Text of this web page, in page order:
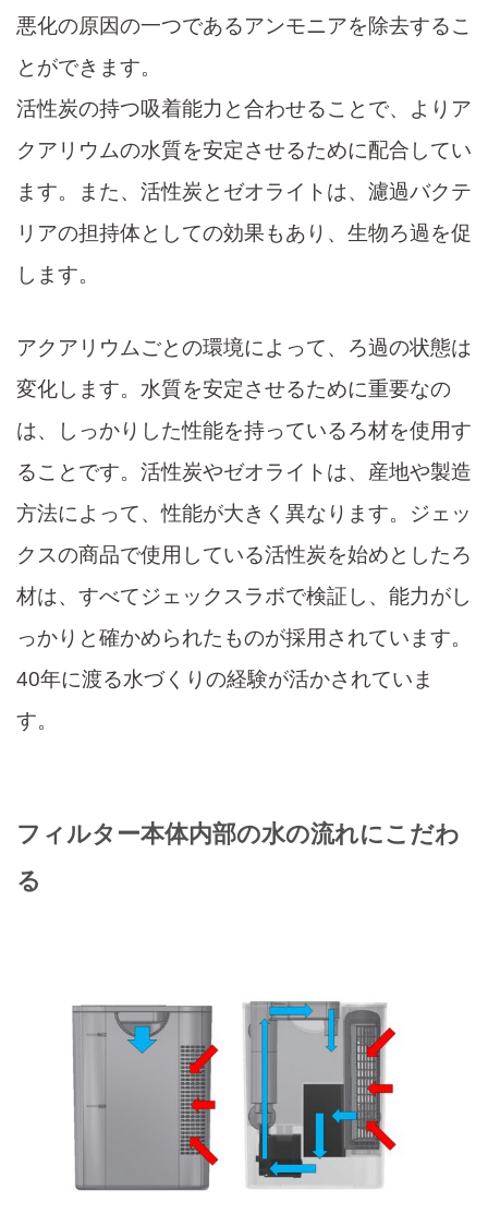
悪化の原因の一つであるアンモニアを除去するこ
とができます。
活性炭の持つ吸着能力と合わせることで、よりア
クアリウムの水質を安定させるために配合してい
ます。また、活性炭とゼオライトは、濾過バクテ
リアの担持体としての効果もあり、生物ろ過を促
します。
アクアリウムごとの環境によって、ろ過の状態は
変化します。水質を安定させるために重要なの
は、しっかりした性能を持っているろ材を使用す
ることです。活性炭やゼオライトは、産地や製造
方法によって、性能が大きく異なります。ジェッ
クスの商品で使用している活性炭を始めとしたろ
材は、すべてジェックスラボで検証し、能力がし
っかりと確かめられたものが採用されています。
40年に渡る水づくりの経験が活かされていま
す。
フィルター本体内部の水の流れにこだわ
る